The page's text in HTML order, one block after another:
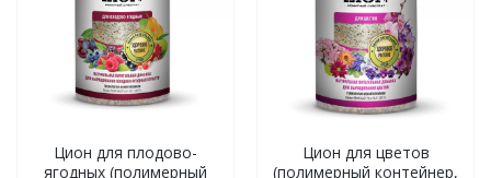
Цион для плодово-
ягодных (полимерный
Цион для цветов
(полимерный контейнер,